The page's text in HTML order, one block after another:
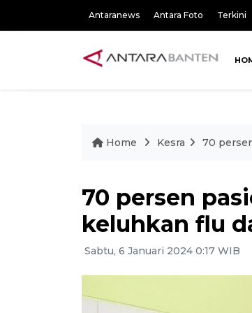
Antaranews Antara Foto Terkini
Home Kesra 70
70 persen
keluhkan flu
Sabtu, 6 Januari 2024 0:17 WIB